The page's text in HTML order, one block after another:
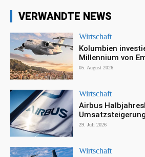
VERWANDTE NEWS
Wirtschaft
Kolumbien
Millennium von
05. August 2026
Wirtschaft
Airbus
29. Juli 2026
Wirtschaft